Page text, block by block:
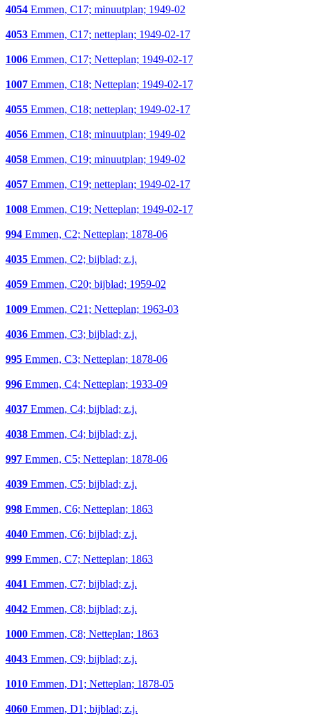
4054 Emmen, C17; minuutplan; 1949-02
4053 Emmen, C17; netteplan; 1949-02-17
1006 Emmen, C17; Netteplan; 1949-02-17
1007 Emmen, C18; Netteplan; 1949-02-17
4055 Emmen, C18; netteplan; 1949-02-17
4056 Emmen, C18; minuutplan; 1949-02
4058 Emmen, C19; minuutplan; 1949-02
4057 Emmen, C19; netteplan; 1949-02-17
1008 Emmen, C19; Netteplan; 1949-02-17
994 Emmen, C2; Netteplan; 1878-06
4035 Emmen, C2; bijblad; z.j.
4059 Emmen, C20; bijblad; 1959-02
1009 Emmen, C21; Netteplan; 1963-03
4036 Emmen, C3; bijblad; z.j.
995 Emmen, C3; Netteplan; 1878-06
996 Emmen, C4; Netteplan; 1933-09
4037 Emmen, C4; bijblad; z.j.
4038 Emmen, C4; bijblad; z.j.
997 Emmen, C5; Netteplan; 1878-06
4039 Emmen, C5; bijblad; z.j.
998 Emmen, C6; Netteplan; 1863
4040 Emmen, C6; bijblad; z.j.
999 Emmen, C7; Netteplan; 1863
4041 Emmen, C7; bijblad; z.j.
4042 Emmen, C8; bijblad; z.j.
1000 Emmen, C8; Netteplan; 1863
4043 Emmen, C9; bijblad; z.j.
1010 Emmen, D1; Netteplan; 1878-05
4060 Emmen, D1; bijblad; z.j.